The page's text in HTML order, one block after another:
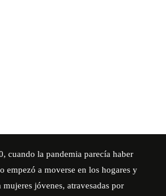
cuando la pandemia parecía haber
empezó a moverse en los hogares y
jóvenes, atravesadas por